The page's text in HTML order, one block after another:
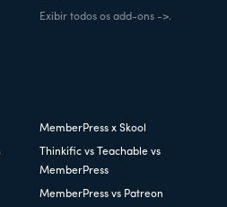
Exibir todos os add-ons ->.
MemberPress x Skool
Thinkific vs Teachable vs
MemberPress
MemberPress vs Patreon